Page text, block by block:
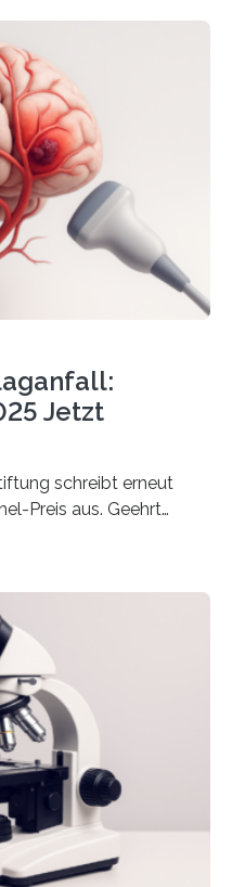
freigegeben – unter
Industrielle
Zentrales
(ZIM) und
Auf dem
am 5. Juni 2025 in
für
Nachricht:
in
Jetzt
schreibt erneut
Preis aus. Geehrt
Publikation zum Thema
fördert die
Behandlung der
schreibt sie auch in
den Hentschel-
an jüngere
40 Jahren. Geehrt
Doktorarbeit oder eine
Publikation zum Thema